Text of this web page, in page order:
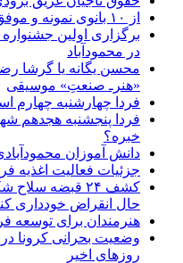
از ۱۰ بانوی نمونه و موفق محمودآبادی تکریم شد
برگزاری اولین
در محمودآباد
محسن یگانه یا گرشا
«هنرـ صنعتِ» موسیقی
فردا چهارشنبه چهارم اسفند ماه ۱۴۰۰،
خبره؟
دانش آموزان
جزئیات فعالیت اغذیه
کشف ۲۴ قبضه
حال انقراض خودداری
هنرمندان برای توسعه
وضعیت بحرانی کرونا در
روزهای اخیر